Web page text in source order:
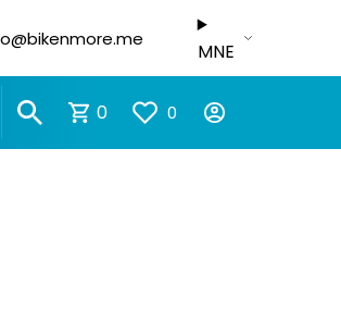
MNE
0 0